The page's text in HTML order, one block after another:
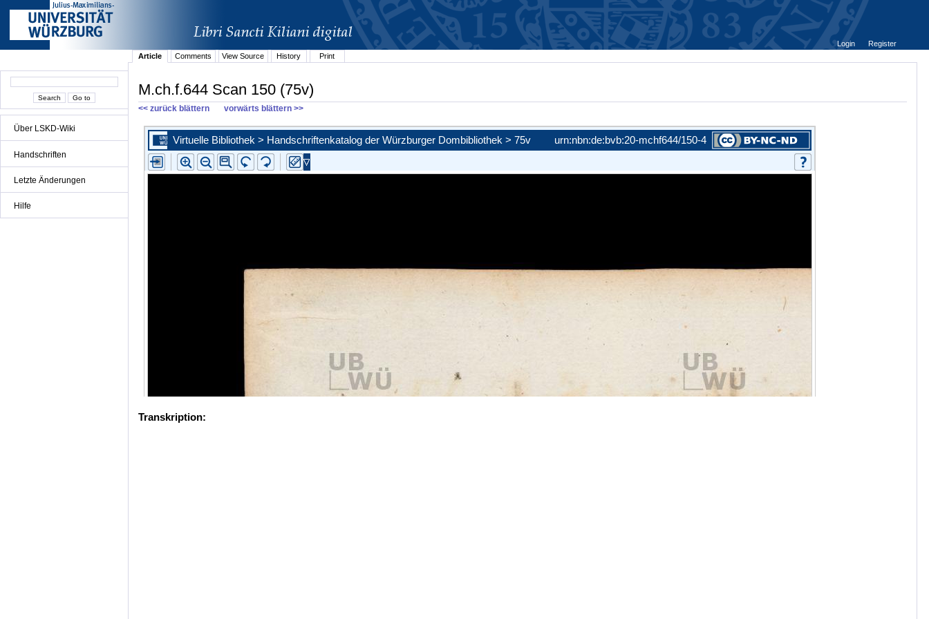
Über LSKD-Wiki
Handschriften
Letzte Änderungen
Hilfe
Login
Register
Article
Comments View Source History Print
M.ch.f.644 Scan 150 (75v)
<< zurück blättern vorwärts blättern >>
Transkription: